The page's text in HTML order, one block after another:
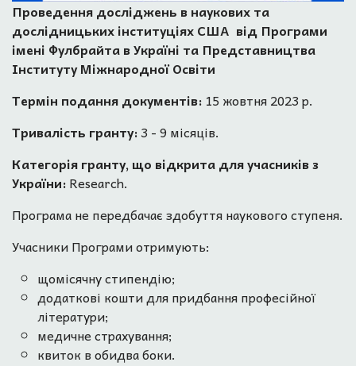
Проведення досліджень в наукових та
дослідницьких інституціях США від Програми
iменi Фулбрайта в Українi та Представництва
Інституту Міжнародної Освіти
Термін подання документів: 15 жовтня 2023 р.
Тривалість гранту:3 - 9 місяців.
Категорія гранту, що відкрита для учасників з
України:Research.
Програма не передбачає здобуття наукового ступеня.
Учасники Програми отримують:
щомісячну стипендію;
додаткові кошти для придбання професійної
літератури;
медичне страхування;
квиток в обидва боки.